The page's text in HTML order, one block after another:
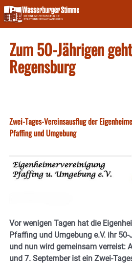
Skip
to
content
Zum 50-Jährigen
Regensburg
Zwei-Tages-Vereinsausflug der
Pfaffing und Umgebung
Vor wenigen Tagen hat die
Pfaffing und Umgebung e.V. ihr
und nun wird gemeinsam verreist:
und 7. September ist ein Zwei-